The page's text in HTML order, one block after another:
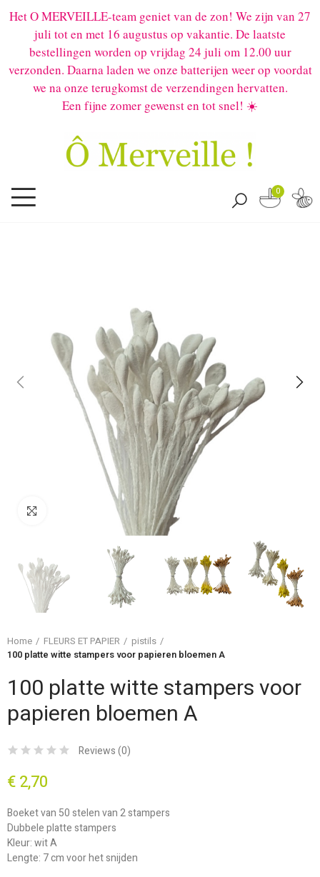
Het O MERVEILLE-team geniet van de zon! We zijn van 27
juli tot en met 16 augustus op vakantie. De laatste
bestellingen worden op vrijdag 24 juli om 12.00 uur
verzonden. Daarna laden we onze batterijen weer op voordat
we na onze terugkomst de verzendingen hervatten.
Een fijne zomer gewenst en tot snel! ☀️
0
Klik om te vergroten
Home FLEURS ET PAPIER
pistils
100 platte witte stampers voor papieren bloemen A
100 platte witte stampers voor
papieren bloemen A
Reviews (0)
€ 2,70
Boeket van 50 stelen van 2 stampers
Dubbele platte stampers
Kleur: wit A
Lengte: 7 cm voor het snijden